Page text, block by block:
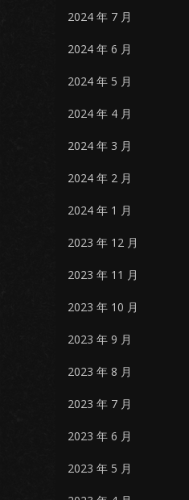
2024 年 7 月
2024 年 6 月
2024 年 5 月
2024 年 4 月
2024 年 3 月
2024 年 2 月
2024 年 1 月
2023 年 12 月
2023 年 11 月
2023 年 10 月
2023 年 9 月
2023 年 8 月
2023 年 7 月
2023 年 6 月
2023 年 5 月